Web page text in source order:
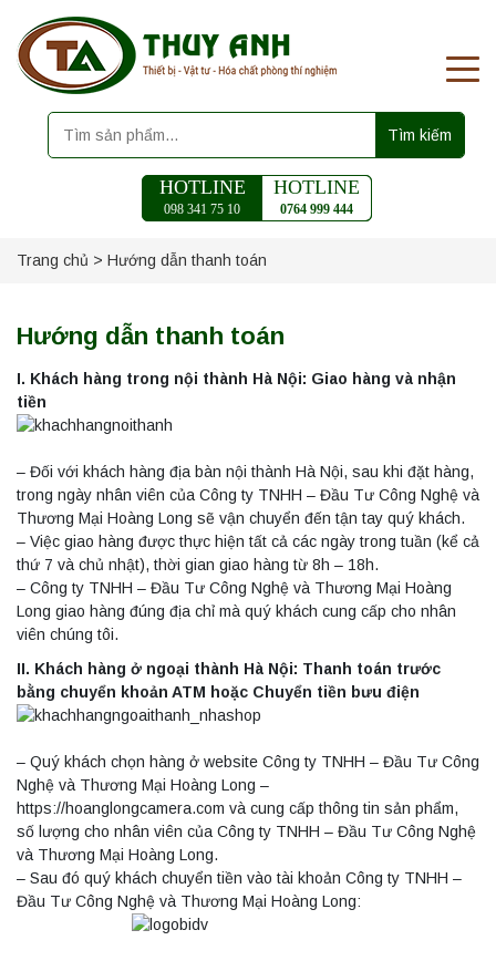
Tìm kiếm
HOTLINE
098 341 75 10
HOTLINE
0764 999 444
Trang chủ > Hướng dẫn thanh toán
Hướng dẫn thanh toán
I. Khách hàng trong nội thành Hà Nội: Giao hàng và nhận
tiền
– Đối với khách hàng địa bàn nội thành Hà Nội, sau khi đặt hàng,
trong ngày nhân viên của Công ty TNHH – Đầu Tư Công Nghệ và
Thương Mại Hoàng Long sẽ vận chuyển đến tận tay quý khách.
– Việc giao hàng được thực hiện tất cả các ngày trong tuần (kể cả
thứ 7 và chủ nhật), thời gian giao hàng từ 8h – 18h.
– Công ty TNHH – Đầu Tư Công Nghệ và Thương Mại Hoàng
Long giao hàng đúng địa chỉ mà quý khách cung cấp cho nhân
viên chúng tôi.
II. Khách hàng ở ngoại thành Hà Nội: Thanh toán trước
bằng chuyển khoản ATM hoặc Chuyển tiền bưu điện
– Quý khách chọn hàng ở website Công ty TNHH – Đầu Tư Công
Nghệ và Thương Mại Hoàng Long –
https://hoanglongcamera.com và cung cấp thông tin sản phẩm,
số lượng cho nhân viên của Công ty TNHH – Đầu Tư Công Nghệ
và Thương Mại Hoàng Long.
– Sau đó quý khách chuyển tiền vào tài khoản Công ty TNHH –
Đầu Tư Công Nghệ và Thương Mại Hoàng Long:
Yonglekang – Máy ly tâm phòng thí nghiệm
Liên hệ
Nồi hấp chân không BKQ-B50V BIOBASE
(50 Lít) – Giải pháp tiệt trùng hiệu quả
Liên hệ